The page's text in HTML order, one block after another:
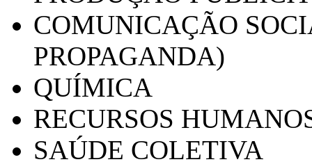
COMUNICAÇÃO
PROPAGANDA)
QUÍMICA
RECURSOS
SAÚDE COLETIVA